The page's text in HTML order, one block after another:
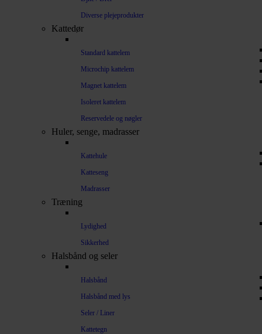
Diverse plejeprodukter
Kattedør
Standard kattelem
Microchip kattelem
Magnet kattelem
Isoleret kattelem
Reservedele og nøgler
Huler, senge, madrasser
Kattehule
Katteseng
Madrasser
Træning
Lydighed
Sikkerhed
Halsbånd og seler
Halsbånd
Halsbånd med lys
Seler / Liner
Kattetegn